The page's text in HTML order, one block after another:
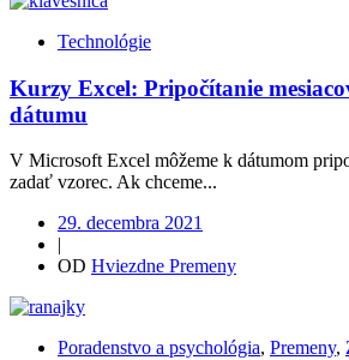
Technológie
Kurzy Excel: Pripočítanie
dátumu
V Microsoft Excel môžeme k dátumom
zadať vzorec. Ak chceme...
29. decembra 2021
|
OD Hviezdne Premeny
Poradenstvo a psychológia, Premeny,